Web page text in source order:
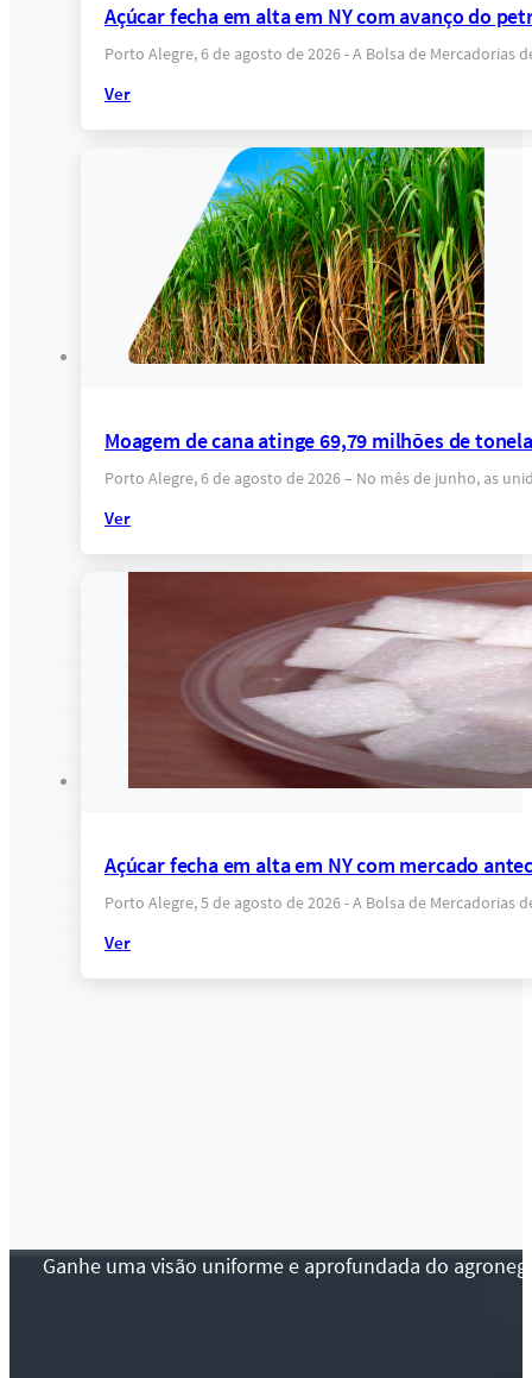
Açúcar fecha em alta em NY com avanço do
Porto Alegre, 6 de agosto de 2026 - A Bolsa de Mercadorias
Ver
Moagem de cana atinge 69,79 milhões de
Porto Alegre, 6 de agosto de 2026 – No mês de junho, as
Ver
Açúcar fecha em alta em NY com mercado
Porto Alegre, 5 de agosto de 2026 - A Bolsa de Mercadorias
Ver
Ganhe uma visão uniforme e aprofundada do